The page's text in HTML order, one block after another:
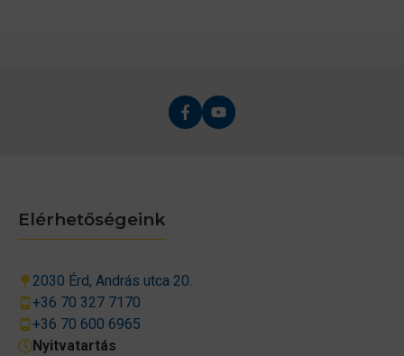
Elérhetőségeink
2030 Érd, András utca 20.
+36 70 327 7170
+36 70 600 6965
Nyitvatartás